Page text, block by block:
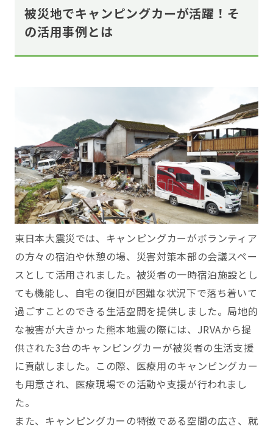
被災地でキャンピングカーが活躍！そ
の活用事例とは
東日本大震災では、キャンピングカーがボランティア
の方々の宿泊や休憩の場、災害対策本部の会議スペー
スとして活用されました。被災者の一時宿泊施設とし
ても機能し、自宅の復旧が困難な状況下で落ち着いて
過ごすことのできる生活空間を提供しました。局地的
な被害が大きかった熊本地震の際には、JRVAから提
供された3台のキャンピングカーが被災者の生活支援
に貢献しました。この際、医療用のキャンピングカー
も用意され、医療現場での活動や支援が行われまし
た。
また、キャンピングカーの特徴である空間の広さ、就